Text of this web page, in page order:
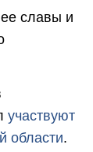
славы и
участвуют
области.